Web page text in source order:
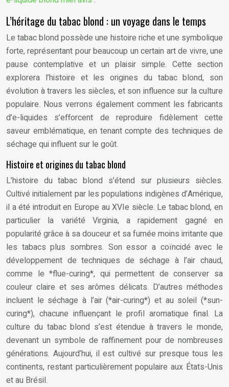
L’héritage du tabac blond : un voyage dans le temps
Le tabac blond possède une histoire riche et une symbolique
forte, représentant pour beaucoup un certain art de vivre, une
pause contemplative et un plaisir simple. Cette section
explorera l’histoire et les origines du tabac blond, son
évolution à travers les siècles, et son influence sur la culture
populaire. Nous verrons également comment les fabricants
d’e-liquides s’efforcent de reproduire fidèlement cette
saveur emblématique, en tenant compte des techniques de
séchage qui influent sur le goût.
Histoire et origines du tabac blond
L’histoire du tabac blond s’étend sur plusieurs siècles.
Cultivé initialement par les populations indigènes d’Amérique,
il a été introduit en Europe au XVIe siècle. Le tabac blond, en
particulier la variété Virginia, a rapidement gagné en
popularité grâce à sa douceur et sa fumée moins irritante que
les tabacs plus sombres. Son essor a coïncidé avec le
développement de techniques de séchage à l’air chaud,
comme le *flue-curing*, qui permettent de conserver sa
couleur claire et ses arômes délicats. D’autres méthodes
incluent le séchage à l’air (*air-curing*) et au soleil (*sun-
curing*), chacune influençant le profil aromatique final. La
culture du tabac blond s’est étendue à travers le monde,
devenant un symbole de raffinement pour de nombreuses
générations. Aujourd’hui, il est cultivé sur presque tous les
continents, restant particulièrement populaire aux États-Unis
et au Brésil.